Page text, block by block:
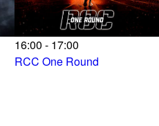
16:00 - 17:00
RCC One Round